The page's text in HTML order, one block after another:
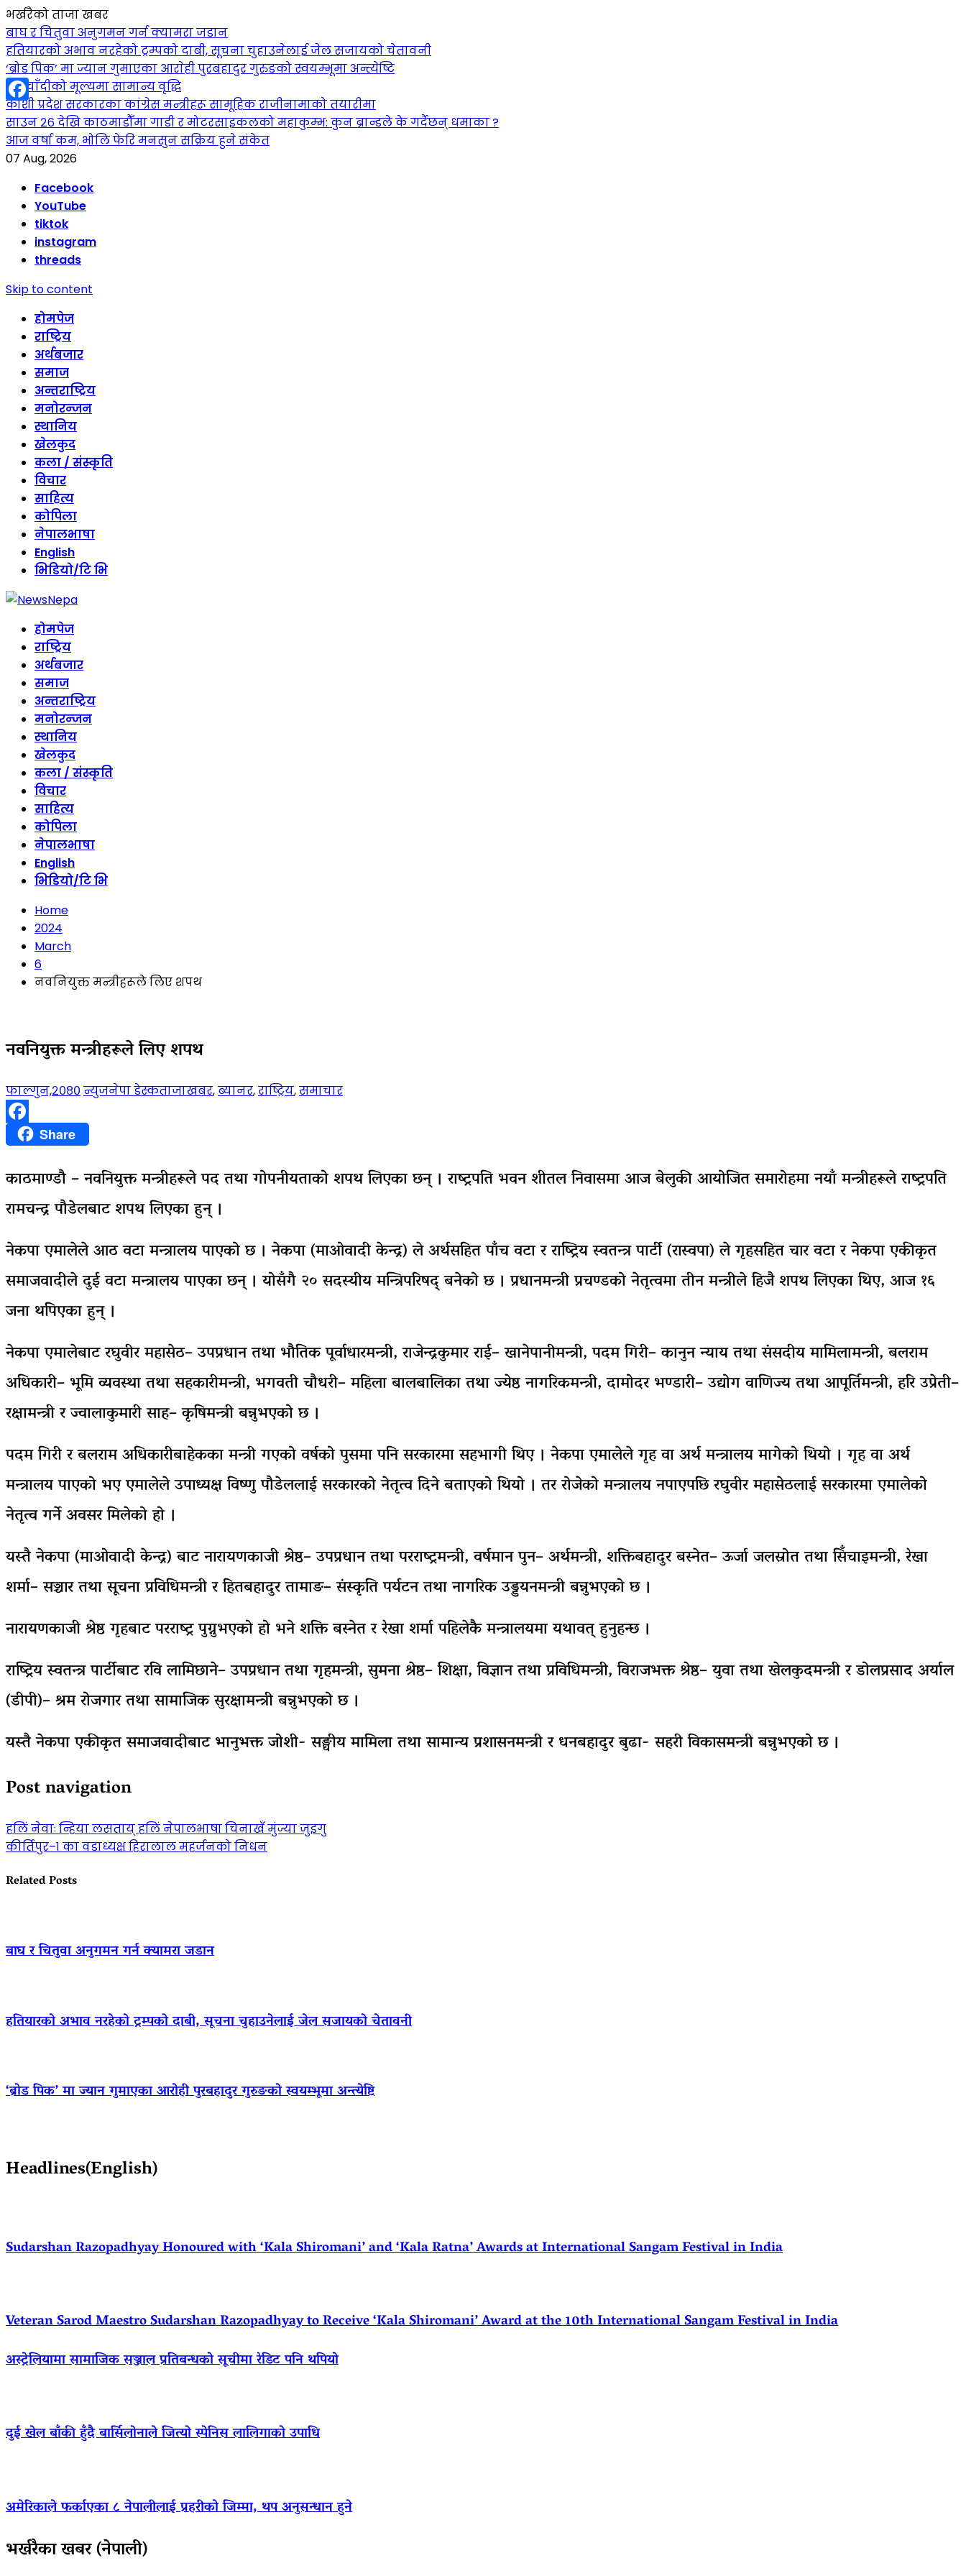
भर्खरैको ताजा खबर
बाघ र चितुवा अनुगमन गर्न क्यामरा जडान
हतियारको अभाव नरहेको ट्रम्पको दाबी, सूचना चुहाउनेलाई जेल सजायको चेतावनी
‘ब्रोड पिक’ मा ज्यान गुमाएका आराेही पुरबहादुर गुरुङको स्वयम्भूमा अन्त्येष्टि
सुनचाँदीको मूल्यमा सामान्य वृद्धि
कोशी प्रदेश सरकारका कांग्रेस मन्त्रीहरू सामूहिक राजीनामाको तयारीमा
साउन २६ देखि काठमाडौँमा गाडी र मोटरसाइकलको महाकुम्भ: कुन ब्रान्डले के गर्दैछन् धमाका ?
आज वर्षा कम, भोलि फेरि मनसुन सक्रिय हुने संकेत
07 Aug, 2026
Facebook
YouTube
tiktok
instagram
threads
Skip to content
होमपेज
राष्ट्रिय
अर्थबजार
समाज
अन्तराष्ट्रिय
मनोरन्जन
स्थानिय
खेलकुद
कला / संस्कृति
विचार
साहित्य
कोपिला
नेपालभाषा
English
भिडियो/टि भि
होमपेज
राष्ट्रिय
अर्थबजार
समाज
अन्तराष्ट्रिय
मनोरन्जन
स्थानिय
खेलकुद
कला / संस्कृति
विचार
साहित्य
कोपिला
नेपालभाषा
English
भिडियो/टि भि
Home
2024
March
6
नवनियुक्त मन्त्रीहरूले लिए शपथ
नवनियुक्त मन्त्रीहरूले लिए शपथ
फाल्गुन,२०८० न्युजनेपा डेस्कताजाखबर,ब्यानर,राष्ट्रिय,समाचार
FacebookShare
काठमाण्डौ – नवनियुक्त मन्त्रीहरूले पद तथा गोपनीयताको शपथ लिएका छन् । राष्ट्रपति भवन शीतल निवासमा आज बेलुकी आयोजित समारोहमा नयाँ मन्त्रीहरूले राष्ट्रपति
रामचन्द्र पौडेलबाट शपथ लिएका हुन् ।
नेकपा एमालेले आठ वटा मन्त्रालय पाएको छ । नेकपा (माओवादी केन्द्र) ले अर्थसहित पाँच वटा र राष्ट्रिय स्वतन्त्र पार्टी (रास्वपा) ले गृहसहित चार वटा र नेकपा एकीकृत
समाजवादीले दुई वटा मन्त्रालय पाएका छन् । योसँगै २० सदस्यीय मन्त्रिपरिषद् बनेको छ । प्रधानमन्त्री प्रचण्डको नेतृत्वमा तीन मन्त्रीले हिजै शपथ लिएका थिए, आज १६
जना थपिएका हुन् ।
नेकपा एमालेबाट रघुवीर महासेठ– उपप्रधान तथा भौतिक पूर्वाधारमन्त्री, राजेन्द्रकुमार राई– खानेपानीमन्त्री, पदम गिरी– कानुन न्याय तथा संसदीय मामिलामन्त्री, बलराम
अधिकारी– भूमि व्यवस्था तथा सहकारीमन्त्री, भगवती चौधरी– महिला बालबालिका तथा ज्येष्ठ नागरिकमन्त्री, दामोदर भण्डारी– उद्योग वाणिज्य तथा आपूर्तिमन्त्री, हरि उप्रेती–
रक्षामन्त्री र ज्वालाकुमारी साह– कृषिमन्त्री बन्नुभएको छ ।
पदम गिरी र बलराम अधिकारीबाहेकका मन्त्री गएको वर्षको पुसमा पनि सरकारमा सहभागी थिए । नेकपा एमालेले गृह वा अर्थ मन्त्रालय मागेको थियो । गृह वा अर्थ
मन्त्रालय पाएको भए एमालेले उपाध्यक्ष विष्णु पौडेललाई सरकारको नेतृत्व दिने बताएको थियो । तर रोजेको मन्त्रालय नपाएपछि रघुवीर महासेठलाई सरकारमा एमालेको
नेतृत्व गर्ने अवसर मिलेको हो ।
यस्तै नेकपा (माओवादी केन्द्र) बाट नारायणकाजी श्रेष्ठ– उपप्रधान तथा परराष्ट्रमन्त्री, वर्षमान पुन– अर्थमन्त्री, शक्तिबहादुर बस्नेत– ऊर्जा जलस्रोत तथा सिँचाइमन्त्री, रेखा
शर्मा– सञ्चार तथा सूचना प्रविधिमन्त्री र हितबहादुर तामाङ– संस्कृति पर्यटन तथा नागरिक उड्डयनमन्त्री बन्नुभएको छ ।
नारायणकाजी श्रेष्ठ गृहबाट परराष्ट्र पुग्नुभएको हो भने शक्ति बस्नेत र रेखा शर्मा पहिलेकै मन्त्रालयमा यथावत् हुनुहन्छ ।
राष्ट्रिय स्वतन्त्र पार्टीबाट रवि लामिछाने– उपप्रधान तथा गृहमन्त्री, सुमना श्रेष्ठ– शिक्षा, विज्ञान तथा प्रविधिमन्त्री, विराजभक्त श्रेष्ठ– युवा तथा खेलकुदमन्त्री र डोलप्रसाद अर्याल
(डीपी)– श्रम रोजगार तथा सामाजिक सुरक्षामन्त्री बन्नुभएको छ ।
यस्तै नेकपा एकीकृत समाजवादीबाट भानुभक्त जोशी- सङ्घीय मामिला तथा सामान्य प्रशासनमन्त्री र धनबहादुर बुढा- सहरी विकासमन्त्री बन्नुभएको छ ।
Post navigation
हलिं नेवाः न्हिया लसताय् हलिं नेपालभाषा चिनाखँ मुंज्या जुइगु
कीर्तिपुर–१ का वडाध्यक्ष हिरालाल महर्जनको निधन
Related Posts
बाघ र चितुवा अनुगमन गर्न क्यामरा जडान
हतियारको अभाव नरहेको ट्रम्पको दाबी, सूचना चुहाउनेलाई जेल सजायको चेतावनी
‘ब्रोड पिक’ मा ज्यान गुमाएका आराेही पुरबहादुर गुरुङको स्वयम्भूमा अन्त्येष्टि
Headlines(English)
Sudarshan Razopadhyay Honoured with ‘Kala Shiromani’ and ‘Kala Ratna’ Awards at International Sangam Festival in India
Veteran Sarod Maestro Sudarshan Razopadhyay to Receive ‘Kala Shiromani’ Award at the 10th International Sangam Festival in India
अस्ट्रेलियामा सामाजिक सञ्जाल प्रतिबन्धको सूचीमा रेडिट पनि थपियो
दुई खेल बाँकी हुँदै बार्सिलोनाले जित्यो स्पेनिस लालिगाको उपाधि
अमेरिकाले फर्काएका ८ नेपालीलाई प्रहरीको जिम्मा, थप अनुसन्धान हुने
भर्खरैका खबर (नेपाली)
Facebook